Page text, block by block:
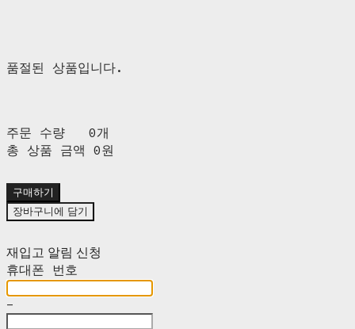
품절된 상품입니다.
주문 수량
0개
총 상품 금액 0원
구매하기
장바구니에 담기
재입고 알림 신청
휴대폰 번호
-